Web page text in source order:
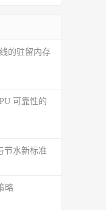
的驻留内存
可靠性的
节水新标准
略